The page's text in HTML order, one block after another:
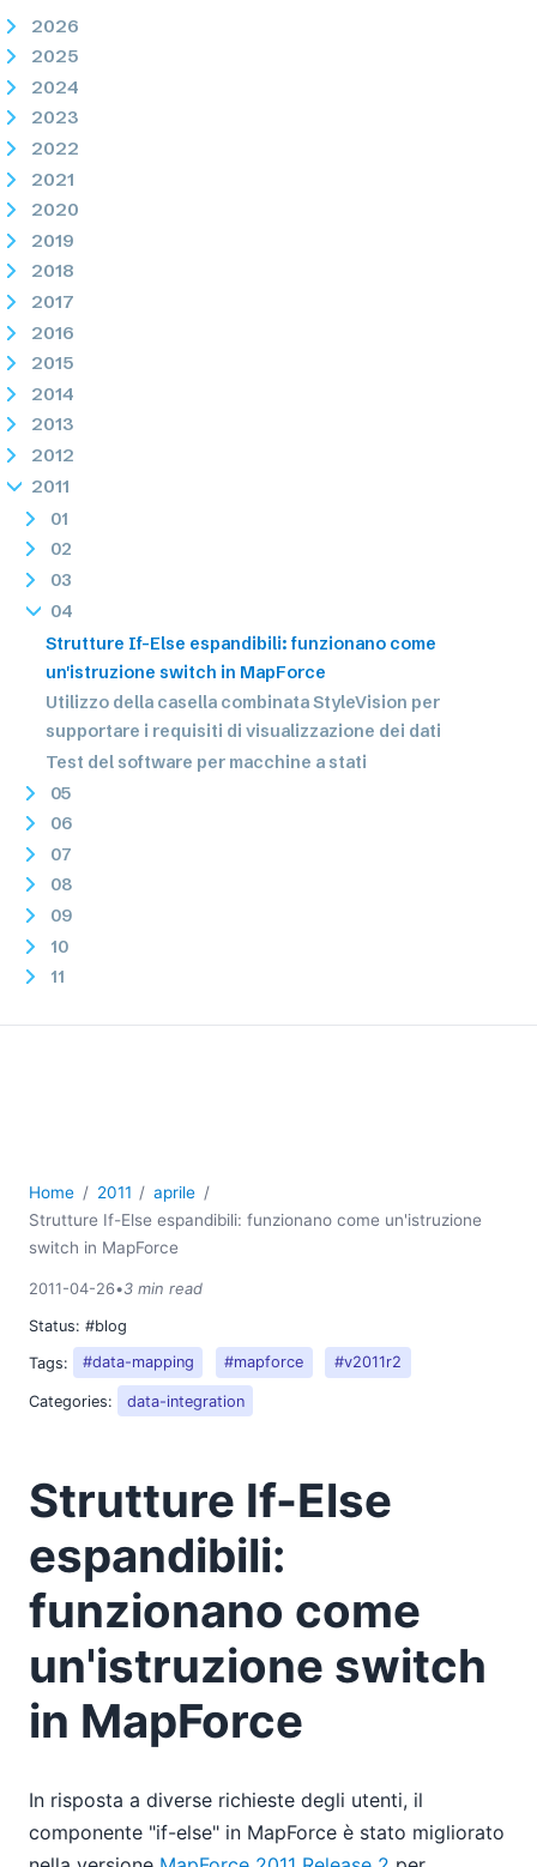
2026
2025
2024
2023
2022
2021
2020
2019
2018
2017
2016
2015
2014
2013
2012
2011
01
02
03
04
Strutture If-Else espandibili: funzionano come
un'istruzione switch in MapForce
Utilizzo della casella combinata StyleVision per
supportare i requisiti di visualizzazione dei dati
Test del software per macchine a stati
05
06
07
08
09
10
11
Home 2011
aprile
Strutture If-Else espandibili: funzionano come un'istruzione
switch in MapForce
2011-04-26•3 min read
Status: #blog
Tags:
#data-mapping #mapforce #v2011r2
Categories: data-integration
Strutture If-Else
espandibili:
funzionano come
un'istruzione switch
in MapForce
In risposta a diverse richieste degli utenti, il
componente "if-else" in MapForce è stato migliorato